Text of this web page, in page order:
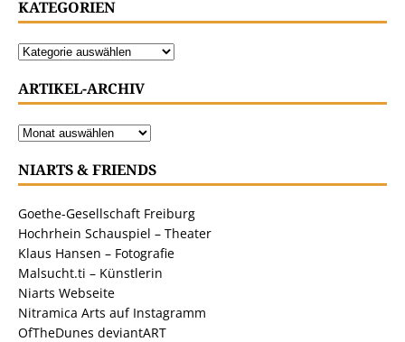
KATEGORIEN
ARTIKEL-ARCHIV
NIARTS & FRIENDS
Goethe-Gesellschaft Freiburg
Hochrhein Schauspiel – Theater
Klaus Hansen – Fotografie
Malsucht.ti – Künstlerin
Niarts Webseite
Nitramica Arts auf Instagramm
OfTheDunes deviantART